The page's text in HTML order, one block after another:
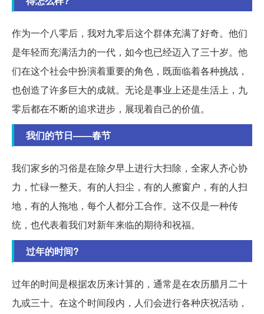
作为一个八零后，我对九零后这个群体充满了好奇。他们
是年轻而充满活力的一代，如今也已经迈入了三十岁。他
们在这个社会中扮演着重要的角色，既面临着各种挑战，
也创造了许多巨大的成就。无论是事业上还是生活上，九
零后都在不断的追求进步，展现着自己的价值。
我们的节日——春节
我们家乡的习俗是在除夕早上进行大扫除，全家人齐心协
力，忙碌一整天。有的人扫尘，有的人擦窗户，有的人扫
地，有的人拖地，每个人都分工合作。这不仅是一种传
统，也代表着我们对新年来临的期待和祝福。
过年的时间?
过年的时间是根据农历来计算的，通常是在农历腊月二十
九或三十。在这个时间段内，人们会进行各种庆祝活动，